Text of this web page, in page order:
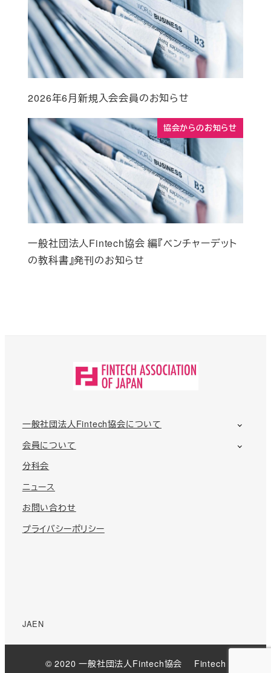
2026年6月新規入会会員のお知らせ
協会からのお知らせ
一般社団法人Fintech協会 編『ベンチャーデット
の教科書』発刊のお知らせ
一般社団法人Fintech協会について
会員について
分科会
ニュース
お問い合わせ
プライバシーポリシー
JAEN
© 2020 一般社団法人Fintech協会 Fintech